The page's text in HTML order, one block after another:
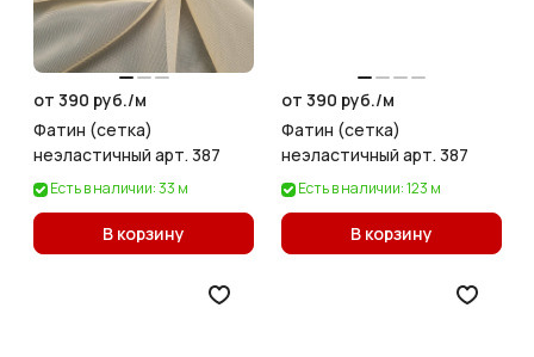
от 390 руб./м
Фатин (сетка)
неэластичный арт. 387
Есть в наличии: 33 м
В корзину
от 390 руб./м
Фатин (сетка)
неэластичный арт. 387
Есть в наличии: 123 м
В корзину